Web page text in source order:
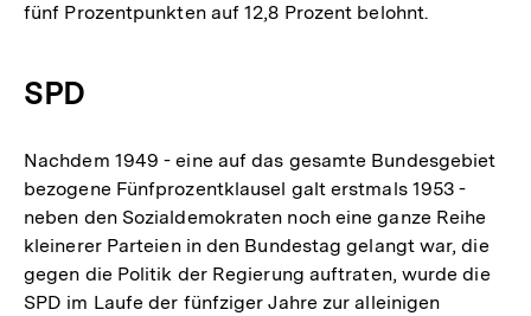
fünf Prozentpunkten auf 12,8 Prozent belohnt.
SPD
Nachdem 1949 - eine auf das gesamte Bundesgebiet
bezogene Fünfprozentklausel galt erstmals 1953 -
neben den Sozialdemokraten noch eine ganze Reihe
kleinerer Parteien in den Bundestag gelangt war, die
gegen die Politik der Regierung auftraten, wurde die
SPD im Laufe der fünfziger Jahre zur alleinigen